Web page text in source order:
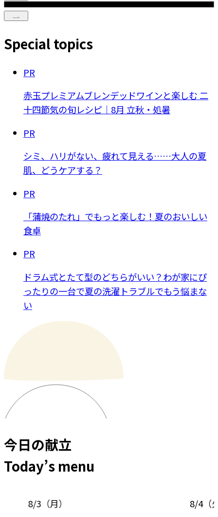
Special topics
PR
赤玉プレミアムブレンデッドワインと楽しむ 二
十四節気の旬レシピ｜8月 立秋・処暑
PR
シミ、ハリがない、疲れて見える……大人の夏
肌、どうケアする？
PR
「蒲焼のたれ」でもっと楽しむ！夏のおいしい
食卓
PR
ドラム式とたて型のどちらがいい？わが家にぴ
ったりの一台で夏の洗濯トラブルでもう悩まな
い
今日の献立
Today’s menu
8/3 （月）
8/4（